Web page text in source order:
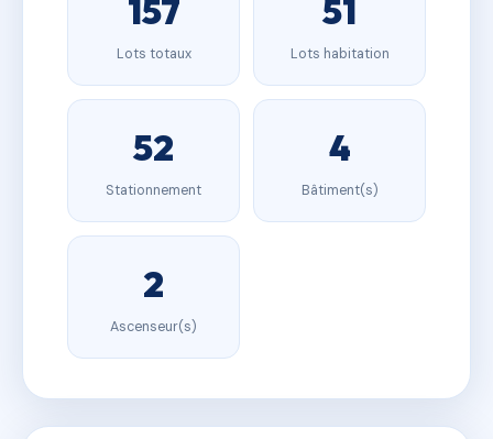
157
Lots totaux
51
Lots habitation
52
Stationnement
4
Bâtiment(s)
2
Ascenseur(s)